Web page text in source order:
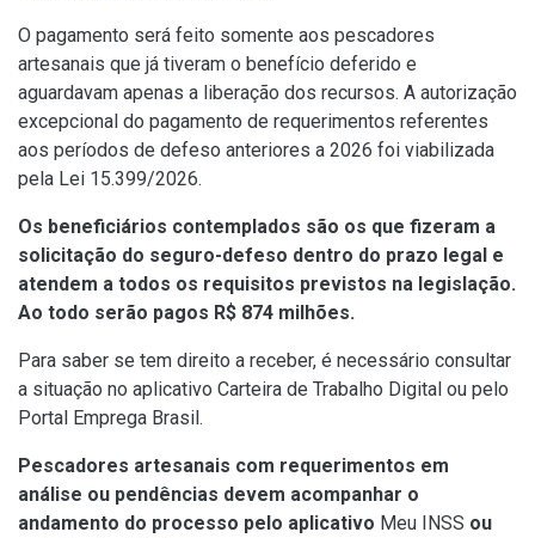
O pagamento será feito somente aos pescadores
artesanais que já tiveram o benefício deferido e
aguardavam apenas a liberação dos recursos. A autorização
excepcional do pagamento de requerimentos referentes
aos períodos de defeso anteriores a 2026 foi viabilizada
pela Lei 15.399/2026.
Os beneficiários contemplados são os que fizeram a
solicitação do seguro-defeso dentro do prazo legal e
atendem a todos os requisitos previstos na legislação.
Ao todo serão pagos R$ 874 milhões.
Para saber se tem direito a receber, é necessário consultar
a situação no aplicativo Carteira de Trabalho Digital ou pelo
Portal Emprega Brasil.
Pescadores artesanais com requerimentos em
análise ou pendências devem acompanhar o
andamento do processo pelo aplicativo Meu INSS ou